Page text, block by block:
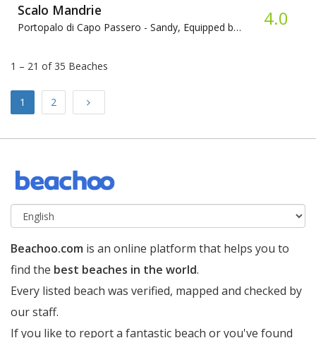
Scalo Mandrie
Portopalo di Capo Passero - Sandy, Equipped beach 4.0
1 – 21 of 35 Beaches
1 2 Next
Beachoo.com is an online platform that helps you to
find the best beaches in the world.
Every listed beach was verified, mapped and checked by
our staff.
If you like to report a fantastic beach or you've found